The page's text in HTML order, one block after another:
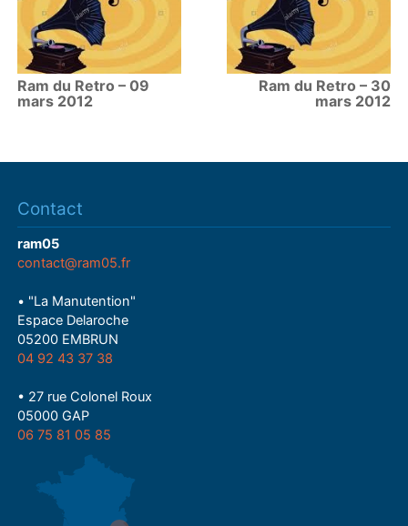
Ram du Retro – 09
mars 2012
Ram du Retro – 30
mars 2012
Contact
ram05
contact@ram05.fr
• "La Manutention"
Espace Delaroche
05200 EMBRUN
04 92 43 37 38
• 27 rue Colonel Roux
05000 GAP
06 75 81 05 85